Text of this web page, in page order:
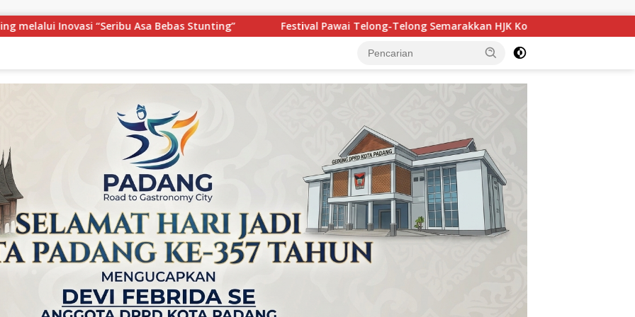
Festival Pawai Telong-Telong Semarakkan HJK Kota Padang ke-357, Ribuan Warga Tumpah Ruah Saksikan